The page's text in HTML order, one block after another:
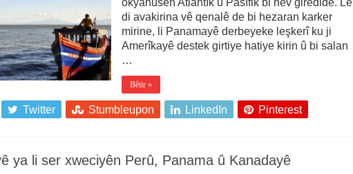
okyanûsên Atlantîk û Pasîfik bi hev girêdide. Lê
di avakirina vê qenalê de bi hezaran karker
mirine, li Panamayê derbeyeke leşkerî ku ji
Amerîkayê destek girtiye hatiye kirin û bi salan
…
Bêtir »
Twitter Stumbleupon LinkedIn Pinterest
ya li ser xweciyên Perû, Panama û Kanadayê